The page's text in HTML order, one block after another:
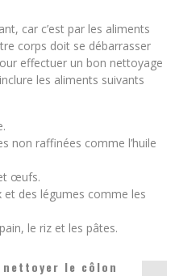
car c’est par les aliments
corps doit se débarrasser
effectuer un bon nettoyage
les aliments suivants
non raffinées comme l’huile
œufs.
des légumes comme les
le riz et les pâtes.
nettoyer le côlon